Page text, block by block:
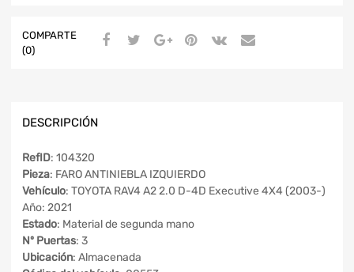
COMPARTE
(0)
DESCRIPCIÓN
RefID: 104320
Pieza: FARO ANTINIEBLA IZQUIERDO
Vehículo: TOYOTA RAV4 A2 2.0 D-4D Executive 4X4 (2003-)
Año: 2021
Estado: Material de segunda mano
Nº Puertas: 3
Ubicación: Almacenada